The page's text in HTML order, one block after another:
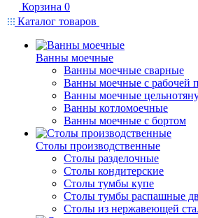
Корзина 0
Каталог товаров
Ванны моечные
Ванны моечные сварные
Ванны моечные с рабочей
Ванны моечные
Ванны котломоечные
Ванны моечные с бортом
Столы производственные
Столы разделочные
Столы кондитерские
Столы тумбы купе
Столы тумбы распашные
Столы из нержавеющей